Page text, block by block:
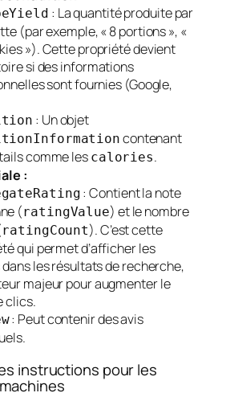
: La quantité produite par
(par exemple, « 8 portions », «
»). Cette propriété devient
si des informations
sont fournies (Google,
: Un objet
contenant
comme les calories.
:
: Contient la note
(ratingValue) et le nombre
ratingCount). C’est cette
qui permet d’afficher les
les résultats de recherche,
majeur pour augmenter le
clics.
: Peut contenir des avis
instructions pour les